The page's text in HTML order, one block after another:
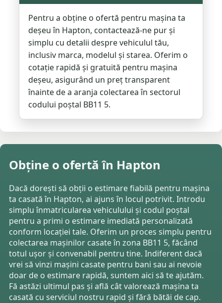
Pentru a obține o ofertă pentru mașina ta
deșeu în Hapton, contactează-ne pur și
simplu cu detalii despre vehiculul tău,
inclusiv marca, modelul și starea. Oferim o
cotație rapidă și gratuită pentru mașina
deșeu, asigurând un preț transparent
înainte de a aranja colectarea în sectorul
codului poștal BB11 5.
Obține o ofertă în Hapton
Dacă dorești să obții o estimare fiabilă pentru mașina
ta casată în Hapton, ai ajuns în locul potrivit. Introdu
simplu înmatricularea vehiculului și codul poștal
pentru a primi o estimare imediată personalizată
conform locației tale. Oferim un proces simplu pentru
colectarea mașinilor casate în zona BB11 5, făcând
totul ușor și convenabil pentru tine. Indiferent dacă
vrei să vinzi mașini casate pentru bani sau ai nevoie
doar de o estimare rapidă, suntem aici să te ajutăm.
Fă astăzi ultimul pas și află cât valorează mașina ta
casată cu serviciul nostru rapid și fără bătăi de cap.